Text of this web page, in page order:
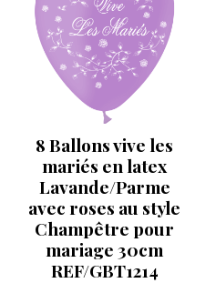
8 Ballons vive les
mariés en latex
Lavande/Parme
avec roses au style
Champêtre pour
mariage 30cm
REF/GBT1214